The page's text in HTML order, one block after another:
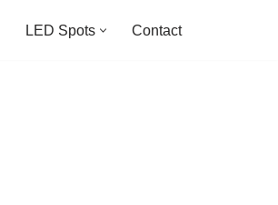
LED Spots Contact